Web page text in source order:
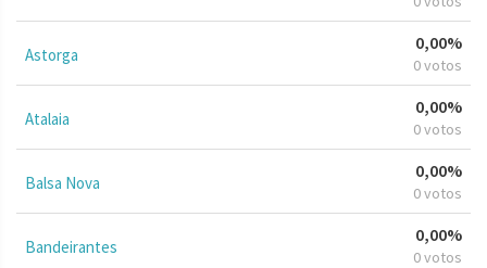
Astorga
0,00%
0 votos
Atalaia
0,00%
0 votos
Balsa Nova
0,00%
0 votos
Bandeirantes
0,00%
0 votos